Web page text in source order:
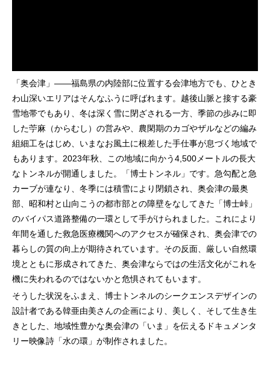
「奥会津」——福島県の内陸部に位置する会津地方でも、ひとき
わ山深いエリアはそんなふうに呼ばれます。越後山脈と接する豪
雪地帯でもあり、冬は深く雪に閉ざされる一方、季節の歩みに即
した苧麻（からむし）の営みや、農閑期のカゴやザルなどの編み
組細工をはじめ、いまなお風土に根差した手仕事が息づく地域で
もあります。2023年秋、この地域に向かう4,500メートルの長大
なトンネルが開通しました。「博士トンネル」です。急勾配と急
カーブが連なり、冬季には積雪により閉鎖され、奥会津の最奥
部、昭和村と山向こうの都市部との障壁をなしてきた「博士峠」
のバイパス道路整備の一環として手がけられました。これにより
年間を通した救急医療機関へのアクセスが確保され、奥会津での
暮らしの質の向上が期待されています。その反面、厳しい自然環
境とともに形成されてきた、奥会津ならではの生活文化がこれを
機に失われるのではないかと危惧されてもいます。
そうした状況をふまえ、博士トンネルのシークエンスデザインの
設計者である韓亜由美さんの企画により、美しく、そして生き生
きとした、地域性豊かな奥会津の「いま」を伝えるドキュメンタ
リー映像詩「水の環」が制作されました。